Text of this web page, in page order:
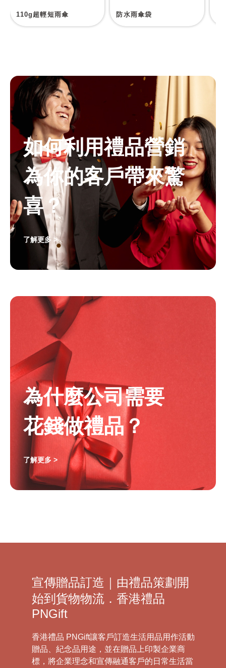
110g超輕短雨傘 防水雨傘袋
為什麼公司需要
花錢做禮品？
了解更多 >
如何利用禮品營銷
為你的客戶帶來驚
喜？
了解更多 >
宣傳贈品訂造｜由禮品策劃開
始到貨物物流．香港禮品
PNGift
香港禮品 PNGift讓客戶訂造生活用品用作活動
贈品、紀念品用途，並在贈品上印製企業商
標，將企業理念和宣傳融通客戶的日常生活當